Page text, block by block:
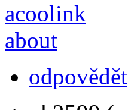
acoolink
about
odpovědět